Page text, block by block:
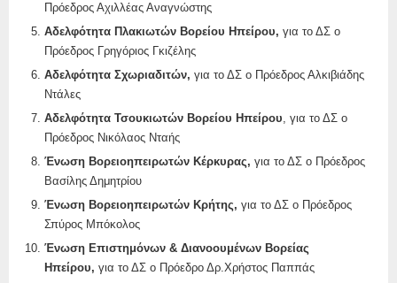
Πρόεδρος Αχιλλέας Αναγνώστης
Αδελφότητα Πλακιωτών Βορείου Ηπείρου, για το ΔΣ ο
Πρόεδρος Γρηγόριος Γκιζέλης
Αδελφότητα Σχωριαδιτών, για το ΔΣ ο Πρόεδρος Αλκιβιάδης
Ντάλες
Αδελφότητα Τσουκιωτών Βορείου Ηπείρου, για το ΔΣ ο
Πρόεδρος Νικόλαος Νταής
Ένωση Βορειοηπειρωτών Κέρκυρας, για το ΔΣ ο Πρόεδρος
Βασίλης Δημητρίου
Ένωση Βορειοηπειρωτών Κρήτης, για το ΔΣ ο Πρόεδρος
Σπύρος Μπόκολος
Ένωση Επιστημόνων & Διανοουμένων Βορείας
Ηπείρου, για το ΔΣ ο Πρόεδρο Δρ.Χρήστος Παππάς